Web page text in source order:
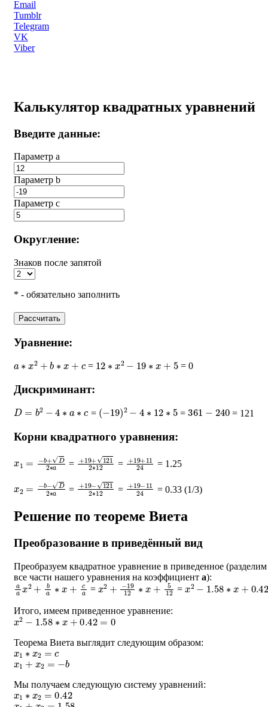
Email
Tumblr
Telegram
VK
Viber
Калькулятор квадратных уравнений
Введите данные:
Параметр a
Параметр b
Параметр с
Округление:
Знаков после запятой
* - обязательно заполнить
Рассчитать
Уравнение:
2 b ∗ = 12 2 19∗ 5 = 0
Дискриминант:
D= 2− a = (− 19)2 ∗ 12 ∗ =361 240 = 121
Корни квадратного уравнения:
+ D2∗ = + 19+121 12
= + 19+11 24
= 1.25
b−D2∗ = +19−121 ∗12
= +19−11 24
= 0.33 (1/3)
Решение по теореме Виета
Преобразование в приведённый вид
Преобразуем квадратное уравнение в приведенное (разделим
все части нашего уравнения на коэффициент a):
aax2+ba∗x+ca = x2+
−1912∗x+512 =x2−1.58∗ 0.42
Итого, имеем приведенное уравнение:
x2−1.58∗x+0.42=0
Теорема Виета выглядит следующим образом:
x1∗x2= c
x1 + x2 =− b
Мы получаем следующую систему уравнений:
x1∗x2=0.42
x1 + x2 =1.58